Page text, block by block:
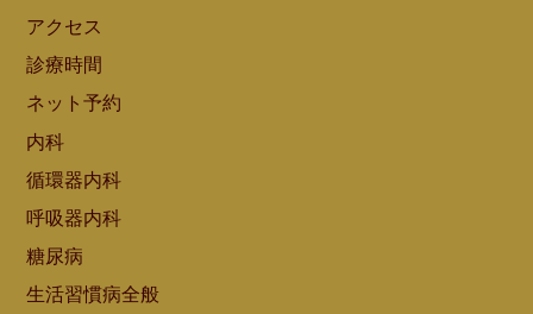
アクセス
診療時間
ネット予約
内科
循環器内科
呼吸器内科
糖尿病
生活習慣病全般